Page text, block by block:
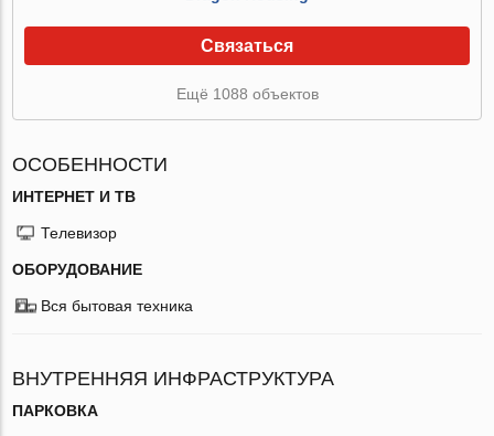
Связаться
Ещё 1088 объектов
ОСОБЕННОСТИ
ИНТЕРНЕТ И ТВ
Телевизор
ОБОРУДОВАНИЕ
Вся бытовая техника
ВНУТРЕННЯЯ ИНФРАСТРУКТУРА
ПАРКОВКА